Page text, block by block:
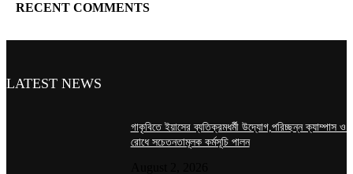
RECENT COMMENTS
LATEST NEWS
গাকৃবিতে ইয়াসের ব্যতিক্রমধর্মী উদ্যোগ,পরিচ্ছন্ন ক্যাম্পাস ও
রোধে সচেতনতামূলক কর্মসূচি পালন